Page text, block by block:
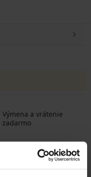
Výmena a vrátenie
zadarmo
Chytrý sprievodca